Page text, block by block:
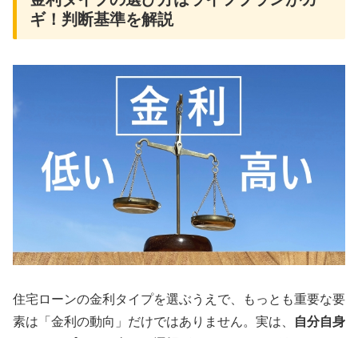
ギ！判断基準を解説
住宅ローンの金利タイプを選ぶうえで、もっとも重要な要
素は「金利の動向」だけではありません。実は、
自分自身